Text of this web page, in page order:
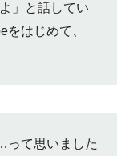
」と話してい
はじめて、
って思いました